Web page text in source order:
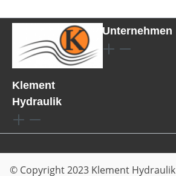
Klement
Hydraulik
Unternehmen
© Copyright 2023 Klement Hydraulik